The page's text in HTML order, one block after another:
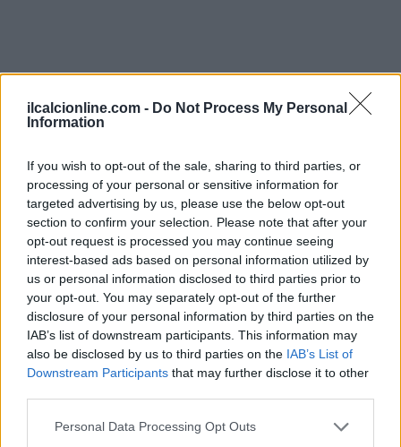
ilcalcionline.com - Do Not Process My Personal
Information
If you wish to opt-out of the sale, sharing to third parties, or
processing of your personal or sensitive information for
targeted advertising by us, please use the below opt-out
section to confirm your selection. Please note that after your
opt-out request is processed you may continue seeing
interest-based ads based on personal information utilized by
us or personal information disclosed to third parties prior to
your opt-out. You may separately opt-out of the further
disclosure of your personal information by third parties on the
IAB’s list of downstream participants. This information may
also be disclosed by us to third parties on the IAB’s List of
Downstream Participants that may further disclose it to other
Please note that this website/app uses one or more Google
Personal Data Processing Opt Outs
Continua a leggere